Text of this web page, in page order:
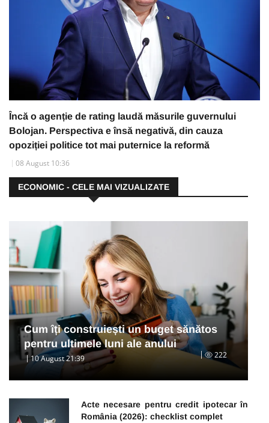
Încă o agenție de rating laudă măsurile guvernului
Bolojan. Perspectiva e însă negativă, din cauza
opoziției politice tot mai puternice la reformă
08 August 10:36
ECONOMIC - CELE MAI VIZUALIZATE
Cum îți construiești un buget sănătos
pentru ultimele luni ale anului
10 August 21:39 222
Acte necesare pentru credit ipotecar în
România (2026): checklist complet